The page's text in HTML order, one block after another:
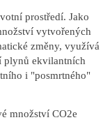
prostředí. Jako
vytvořených
změny, využívá
plynů ekvilantních
i "posmrtného"
množství CO2e